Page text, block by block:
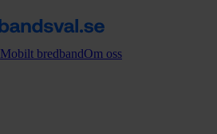
Mobilt bredbandOm oss